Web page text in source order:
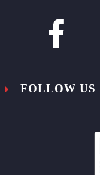



 FOLLOW US